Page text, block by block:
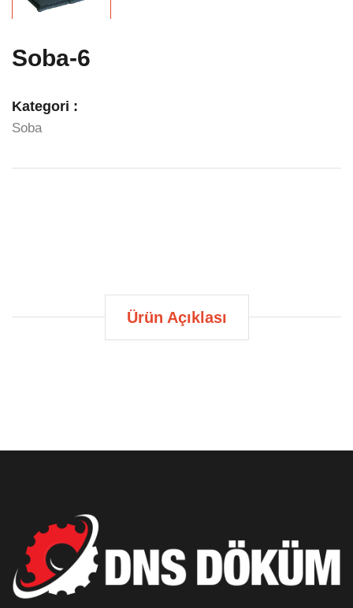
Soba-6
Kategori :
Soba
Ürün Açıklası